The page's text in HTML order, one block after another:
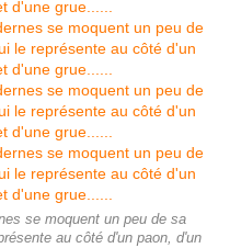
se moquent un peu de sa
au côté d'un paon, d'un